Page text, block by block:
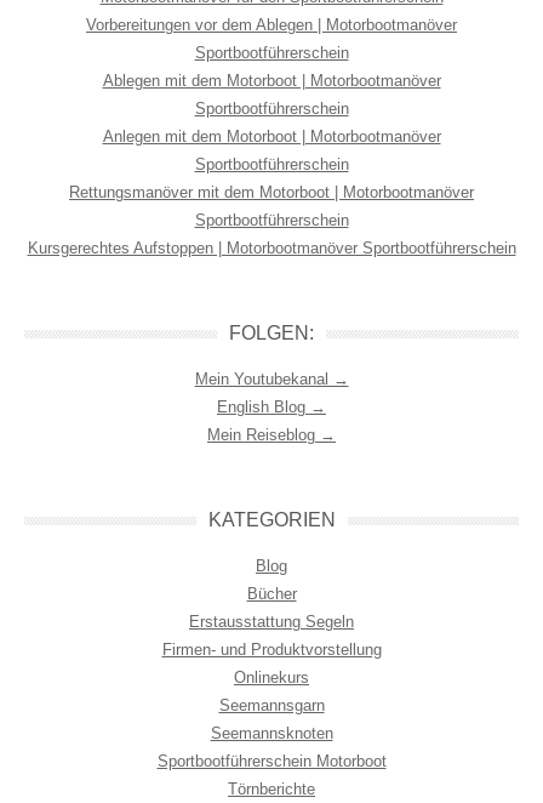
Vorbereitungen vor dem Ablegen | Motorbootmanöver
Sportbootführerschein
Ablegen mit dem Motorboot | Motorbootmanöver
Sportbootführerschein
Anlegen mit dem Motorboot | Motorbootmanöver
Sportbootführerschein
Rettungsmanöver mit dem Motorboot | Motorbootmanöver
Sportbootführerschein
Kursgerechtes Aufstoppen | Motorbootmanöver Sportbootführerschein
FOLGEN:
Mein Youtubekanal →
English Blog →
Mein Reiseblog →
KATEGORIEN
Blog
Bücher
Erstausstattung Segeln
Firmen- und Produktvorstellung
Onlinekurs
Seemannsgarn
Seemannsknoten
Sportbootführerschein Motorboot
Törnberichte